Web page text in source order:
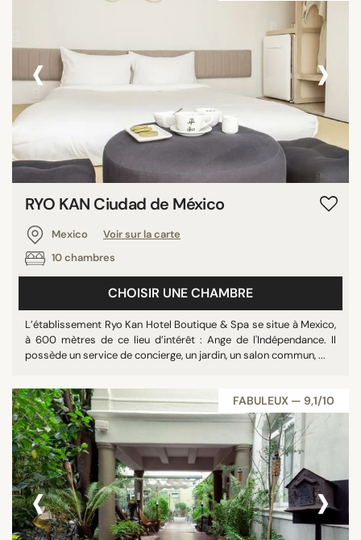
‹ ›
RYO KAN Ciudad de México
Mexico
Voir sur la carte
10 chambres
CHOISIR UNE CHAMBRE
L’établissement Ryo Kan Hotel Boutique & Spa se situe à Mexico,
à 600 mètres de ce lieu d’intérêt : Ange de l'Indépendance. Il
possède un service de concierge, un jardin, un salon commun, ...
FABULEUX — 9,1/10
‹ ›